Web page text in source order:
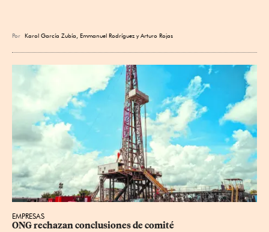
Por Karol García Zubía Emmanuel Rodríguez yArturo Rojas
EMPRESAS
ONG rechazan conclusiones de comité